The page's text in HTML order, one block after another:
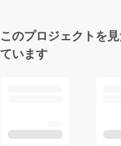
このプロジェクトを
ています